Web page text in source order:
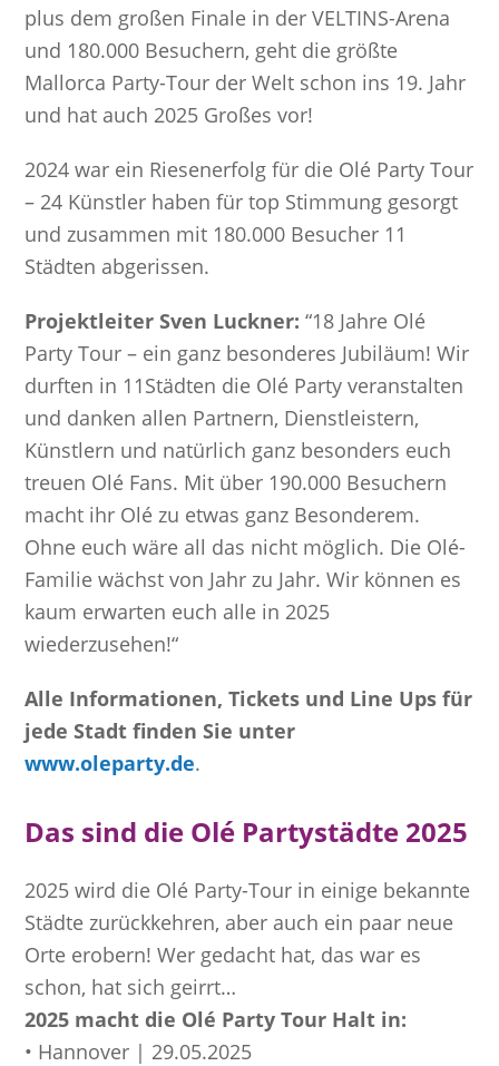
plus dem großen Finale in der VELTINS-Arena
und 180.000 Besuchern, geht die größte
Mallorca Party-Tour der Welt schon ins 19. Jahr
und hat auch 2025 Großes vor!
2024 war ein Riesenerfolg für die Olé Party Tour
– 24 Künstler haben für top Stimmung gesorgt
und zusammen mit 180.000 Besucher 11
Städten abgerissen.
Projektleiter Sven Luckner: “18 Jahre Olé
Party Tour – ein ganz besonderes Jubiläum! Wir
durften in 11Städten die Olé Party veranstalten
und danken allen Partnern, Dienstleistern,
Künstlern und natürlich ganz besonders euch
treuen Olé Fans. Mit über 190.000 Besuchern
macht ihr Olé zu etwas ganz Besonderem.
Ohne euch wäre all das nicht möglich. Die Olé-
Familie wächst von Jahr zu Jahr. Wir können es
kaum erwarten euch alle in 2025
wiederzusehen!“
Alle Informationen, Tickets und Line Ups für
jede Stadt finden Sie unter
www.oleparty.de.
Das sind die Olé Partystädte 2025
2025 wird die Olé Party-Tour in einige bekannte
Städte zurückkehren, aber auch ein paar neue
Orte erobern! Wer gedacht hat, das war es
schon, hat sich geirrt…
2025 macht die Olé Party Tour Halt in:
• Hannover | 29.05.2025